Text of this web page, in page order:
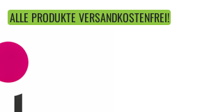
ALLE PRODUKTE VERSANDKOSTENFREI!